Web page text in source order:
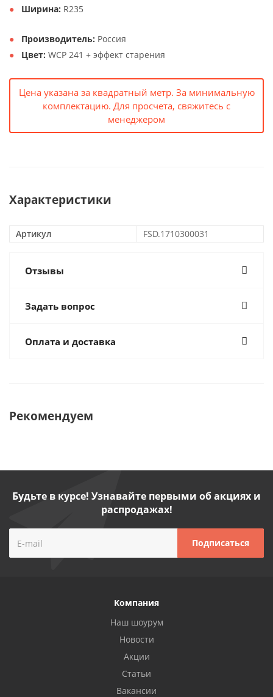
Ширина: R235
Производитель: Россия
Цвет: WCP 241 + эффект старения
Цена указана за квадратный метр. За минимальную
комплектацию. Для просчета, свяжитесь с
менеджером
Характеристики
Артикул FSD.1710300031
Отзывы
Задать вопрос
Оплата и доставка
Рекомендуем
Будьте в курсе! Узнавайте первыми об акциях и
распродажах!
Компания
Наш шоурум
Новости
Акции
Статьи
Вакансии